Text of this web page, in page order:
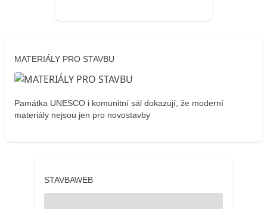
MATERIÁLY PRO STAVBU
Památka UNESCO i komunitní sál dokazují, že moderní
materiály nejsou jen pro novostavby
STAVBAWEB